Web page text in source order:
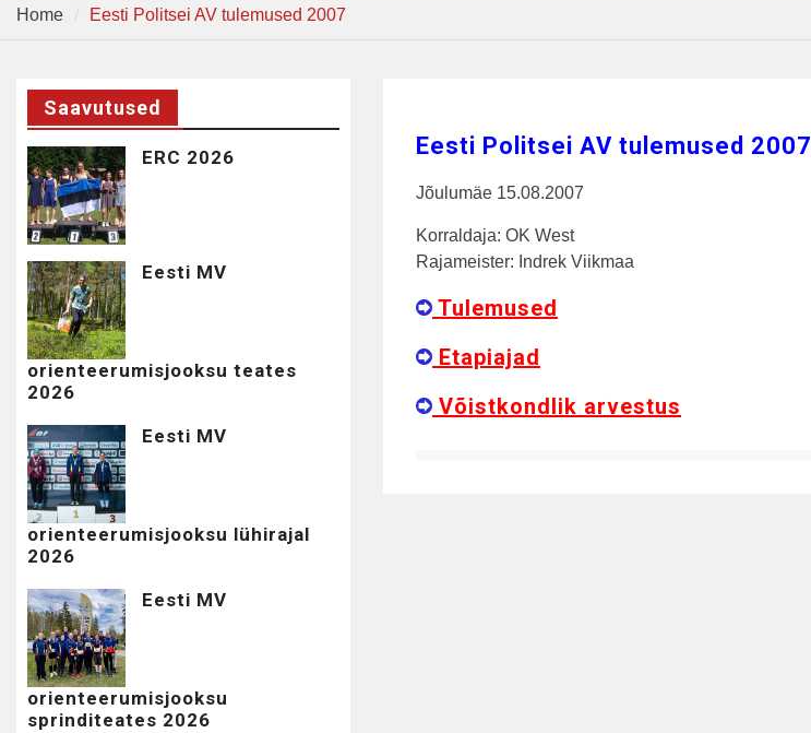
Home Eesti Politsei AV tulemused 2007
Eesti Politsei AV tulemused 2007
Jõulumäe 15.08.2007
Korraldaja: OK West
Rajameister: Indrek Viikmaa
Tulemused
Etapiajad
Võistkondlik arvestus
Saavutused
ERC 2026
Eesti MV
orienteerumisjooksu teates
2026
Eesti MV
orienteerumisjooksu lühirajal
2026
Eesti MV
orienteerumisjooksu
sprinditeates 2026